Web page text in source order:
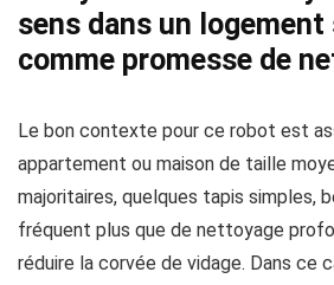
sens dans un
comme promesse de
Le bon contexte pour ce robot est
appartement ou maison de taille
majoritaires, quelques tapis simples,
fréquent plus que de nettoyage
réduire la corvée de vidage. Dans ce